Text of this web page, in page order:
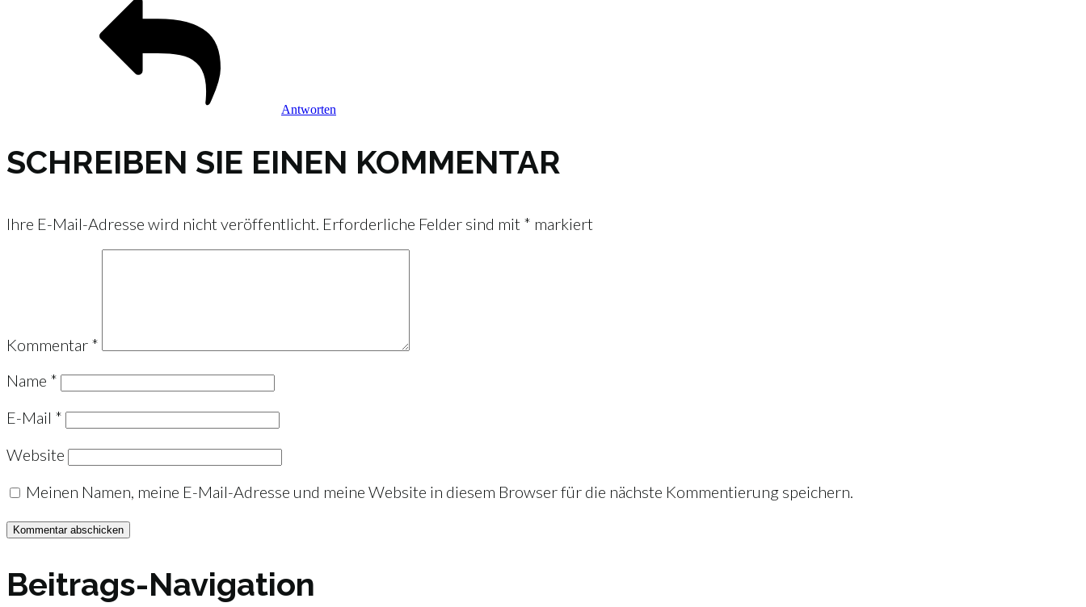
Antworten
SCHREIBEN SIE EINEN KOMMENTAR
Ihre E-Mail-Adresse wird nicht veröffentlicht. Erforderliche Felder sind mit * markiert
Kommentar *
Name *
E-Mail *
Website
Meinen Namen, meine E-Mail-Adresse und meine Website in diesem Browser für die nächste Kommentierung speichern.
Beitrags-Navigation